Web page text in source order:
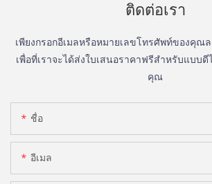
ติดต่อเรา
เพียงกรอกอีเมลหรือหมายเลขโทรศัพท์ของคุ
เพื่อที่เราจะได้ส่งใบเสนอราคาฟรีสำหรับแบบดี
คุณ
ชื่อ
อีเมล